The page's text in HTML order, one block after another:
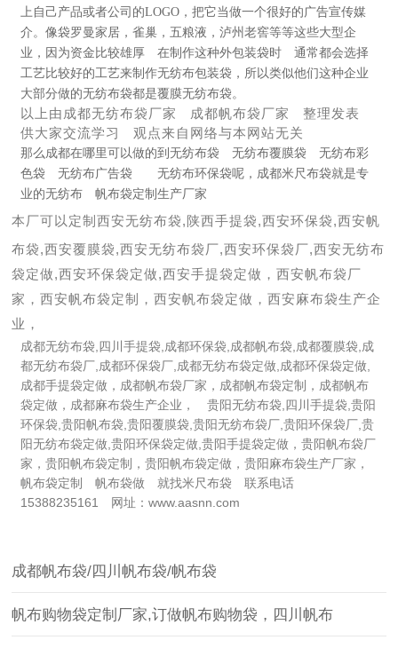
上自己产品或者公司的LOGO ，把它当做一个很好的广告宣传媒
介。像袋罗曼家居，雀巢，五粮液，泸州老窖等等这些大型企
业，因为资金比较雄厚 在制作这种外包装袋时 通常都会选择
工艺比较好的工艺来制作无纺布包装袋，所以类似他们这种企业
大部分做的无纺布袋都是覆膜无纺布袋。
以上由成都无纺布袋厂家 成都帆布袋厂家 整理发表
供大家交流学习 观点来自网络与本网站无关
那么成都在哪里可以做的到无纺布袋 无纺布覆膜袋 无纺布彩
色袋 无纺布广告袋 无纺布环保袋呢，成都米尺布袋就是专
业的无纺布 帆布袋定制生产厂家
本厂可以定制西安无纺布袋,陕西手提袋,西安环保袋,西安帆
布袋,西安覆膜袋,西安无纺布袋厂,西安环保袋厂,西安无纺布
袋定做,西安环保袋定做,西安手提袋定做，西安帆布袋厂
家，西安帆布袋定制，西安帆布袋定做，西安麻布袋生产企
业，
成都无纺布袋,四川手提袋,成都环保袋,成都帆布袋,成都覆膜袋,成
都无纺布袋厂,成都环保袋厂,成都无纺布袋定做,成都环保袋定做,
成都手提袋定做，成都帆布袋厂家，成都帆布袋定制，成都帆布
袋定做，成都麻布袋生产企业， 贵阳无纺布袋,四川手提袋,贵阳
环保袋,贵阳帆布袋,贵阳覆膜袋,贵阳无纺布袋厂,贵阳环保袋厂,贵
阳无纺布袋定做,贵阳环保袋定做,贵阳手提袋定做，贵阳帆布袋厂
家，贵阳帆布袋定制，贵阳帆布袋定做，贵阳麻布袋生产厂家，
帆布袋定制 帆布袋做 就找米尺布袋 联系电话
15388235161 网址：www.aasnn.com
成都帆布袋/四川帆布袋/帆布袋
帆布购物袋定制厂家,订做帆布购物袋，四川帆布